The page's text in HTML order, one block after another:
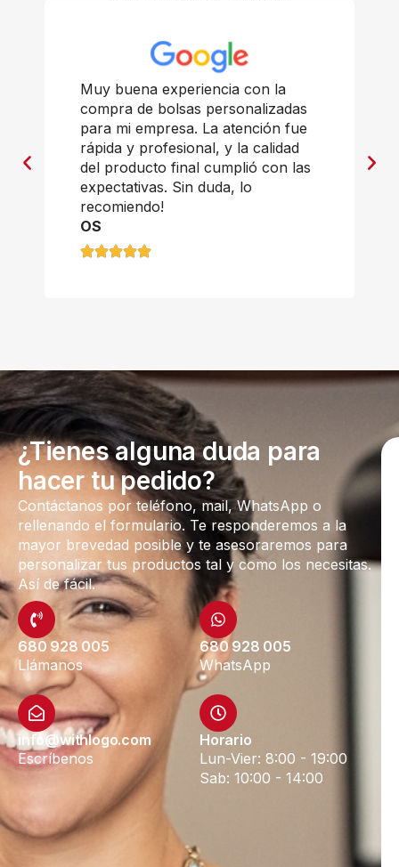
Muy buena experiencia con la
compra de bolsas personalizadas
para mi empresa. La atención fue
rápida y profesional, y la calidad
del producto final cumplió con las
expectativas. Sin duda, lo
recomiendo!
OS
¿Tienes alguna duda para
hacer tu pedido?
Contáctanos por teléfono, mail, WhatsApp o
rellenando el formulario. Te responderemos a la
mayor brevedad posible y te asesoraremos para
personalizar tus productos tal y como los necesitas.
Así de fácil.
680 928 005
Llámanos
680 928 005
WhatsApp
info@withlogo.com
Escríbenos
Horario
Lun-Vier: 8:00 - 19:00
Sab: 10:00 - 14:00